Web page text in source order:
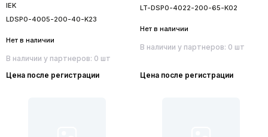
IEK
LDSP0-4005-200-40-K23
Нет в наличии
В наличии у партнеров: 0 шт
Цена после регистрации
LT-DSP0-4022-200-65-K02
Нет в наличии
В наличии у партнеров: 0 шт
Цена после регистрации